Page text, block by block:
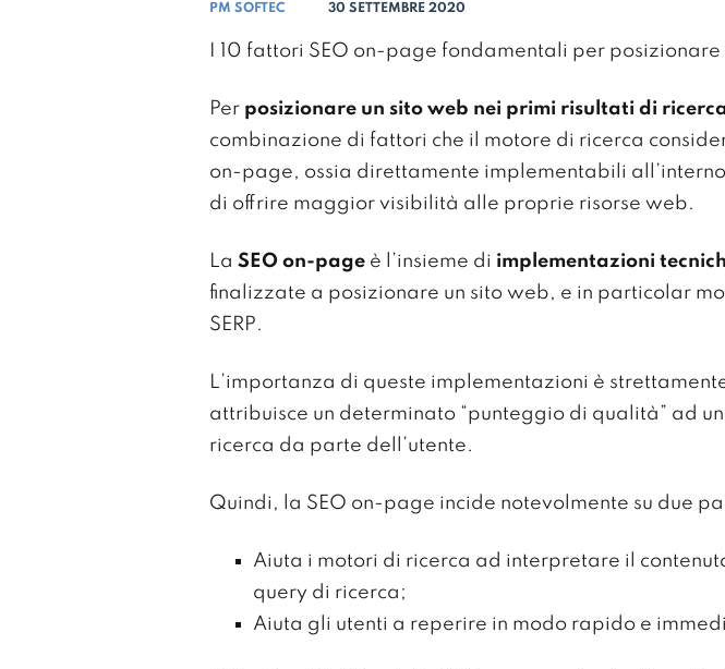
PM SOFTEC 30 SETTEMBRE 2020
I 10 fattori SEO on-page fondamentali per
Per posizionare un sito web nei primi risultati di
combinazione di fattori che il motore di ricerca
on-page, ossia direttamente implementabili
di offrire maggior visibilità alle proprie risorse web.
La SEO on-page è l’insieme di implementazioni
finalizzate a posizionare un sito web, e in particolar
SERP.
L’importanza di queste implementazioni è
attribuisce un determinato “punteggio di qualità” ad
ricerca da parte dell’utente.
Quindi, la SEO on-page incide notevolmente su due
Aiuta i motori di ricerca ad interpretare il
query di ricerca;
Aiuta gli utenti a reperire in modo rapido e